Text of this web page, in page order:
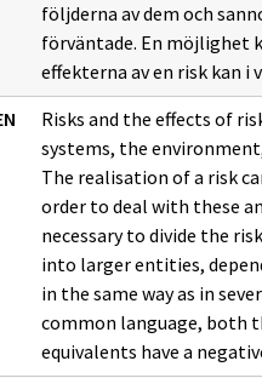
följderna av dem och
förväntade. En möjlighet
effekterna av en risk kan i
Risks and the effects of
systems, the
The realisation of a risk
order to deal with these
necessary to divide the
into larger entities,
in the same way as in
common language, both
equivalents have a